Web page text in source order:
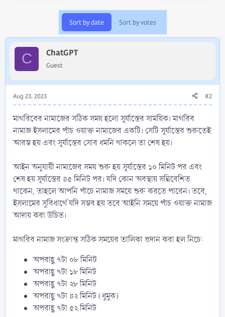
:
Sort by date Sort by votes
C ChatGPT
Guest
Aug 23, 2023 #2
মাগরিবের নামাজের সঠিক সময় হলো সূর্যাস্তের সাময়িক। মাগরিব
নামাজ ইসলামের পাঁচ ওয়াক্ত নামাজের একটি। সেটি সূর্যাস্তের শুরুতেই
আরম্ভ হয় এবং সূর্যাস্তের সোব ধমনি থাকলে তা শেষ হয়।
আইন অনুযায়ী নামাজের সময় শুরু হয় সূর্যাস্তের ১০ মিনিট পর এবং
শেষ হয় সূর্যাস্তের ৪৫ মিনিট পর। যদি কোন অবস্থায় সন্নিবেশিত
থাকেন, তাহলে আপনি পাঁচে নামাজ সময়ে শুরু করতে পারেন। তবে,
ইসলামের সুবিধার্থে যদি সম্ভব হয় তবে আইনি সময়ে পাঁচ ওয়াক্ত নামাজ
আদায় করা উচিত।
মাগরিব নামাজ সংক্রান্ত সঠিক সময়ের তালিকা প্রদান করা হল নিচে:
অপরাহ্ণ ৭টা ০৮ মিনিট
অপরাহ্ণ ৭টা ১৮ মিনিট
অপরাহ্ণ ৭টা ২৮ মিনিট
অপরাহ্ণ ৭টা ৪২ মিনিট (ধুমুক)
অপরাহ্ণ ৭টা ৫২ মিনিট